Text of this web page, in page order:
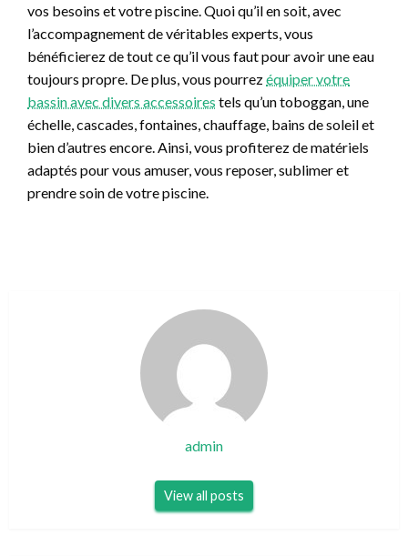
vos besoins et votre piscine. Quoi qu’il en soit, avec
l’accompagnement de véritables experts, vous
bénéficierez de tout ce qu’il vous faut pour avoir une eau
toujours propre. De plus, vous pourrezéquiper votre
bassin avec divers accessoires tels qu’un toboggan, une
échelle, cascades, fontaines, chauffage, bains de soleil et
bien d’autres encore. Ainsi, vous profiterez de matériels
adaptés pour vous amuser, vous reposer, sublimer et
prendre soin de votre piscine.
admin
View all posts